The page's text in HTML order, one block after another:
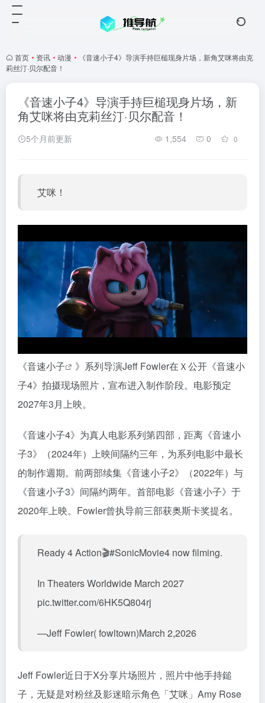
首页 • 资讯 • 动漫 •
《音速小子4》导演手持巨槌现身片场，新角艾咪将由克
莉丝汀·贝尔配音！
《音速小子4》导演手持巨槌现身片场，新
角艾咪将由克莉丝汀·贝尔配音！
5个月前更新 1,554 0 0
艾咪！
《音速小子
》系列导演Jeff Fowler在Ｘ公开《音速小
子4》拍摄现场照片，宣布进入制作阶段。电影预定
2027年3月上映。
《音速小子4》为真人电影系列第四部，距离《音速小
子3》（2024年）上映间隔约三年，为系列电影中最长
的制作週期。前两部续集《音速小子2》（2022年）与
《音速小子3》间隔约两年。首部电影《音速小子》于
2020年上映。Fowler曾执导前三部获奥斯卡奖提名。
Ready 4 Action🎬#SonicMovie4 now filming.
In Theaters Worldwide March 2027
pic.twitter.com/6HK5Q804rj
—Jeff Fowler( fowltown)March 2,2026
Jeff Fowler近日于X分享片场照片，照片中他手持鎚
子，无疑是对粉丝及影迷暗示角色「艾咪」Amy Rose